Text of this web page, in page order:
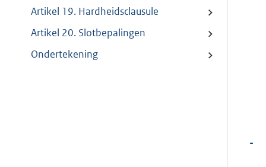
Artikel 19. Hardheidsclausule
Artikel 20. Slotbepalingen
Ondertekening
-